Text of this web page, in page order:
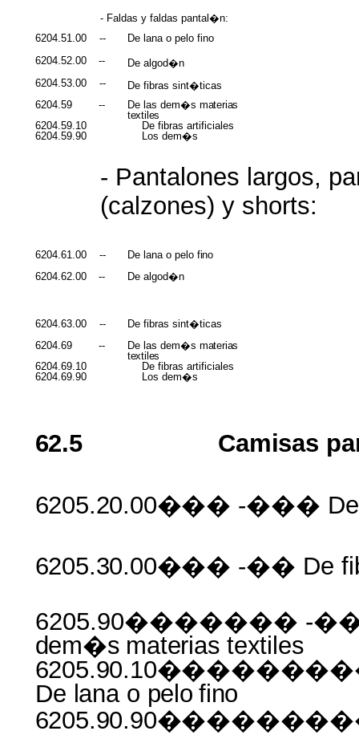
- Faldas y faldas pantal�n:
6204.51.00
--
De lana o pelo fino
6204.52.00
--
De algod�n
6204.53.00
--
De fibras sint�ticas
6204.59
-- De las dem�s materias
textiles
6204.59.10
De fibras artificiales
6204.59.90
Los dem�s
- Pantalones largos,
(calzones) y shorts:
6204.61.00 -- De lana o pelo fino
6204.62.00
-- De algod�n
6204.63.00 --
De fibras sint�ticas
6204.69
-- De las dem�s materias
textiles
6204.69.10
De fibras artificiales
6204.69.90
Los dem�s
62.5 Camisas
6205.20.00��� -��� De
6205.30.00��� -�� De
6205.90������� -
dem�s materias textiles
De lana o pelo fino